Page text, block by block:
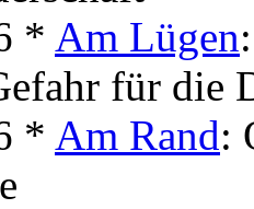
* Am Lügen
für die
* Am Rand: